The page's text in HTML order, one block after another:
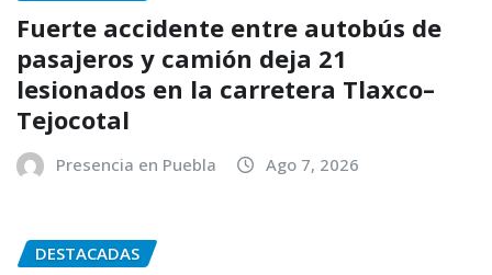
Fuerte accidente entre autobús de
pasajeros y camión deja 21
lesionados en la carretera Tlaxco–
Tejocotal
Presencia en Puebla Ago 7, 2026
DESTACADAS